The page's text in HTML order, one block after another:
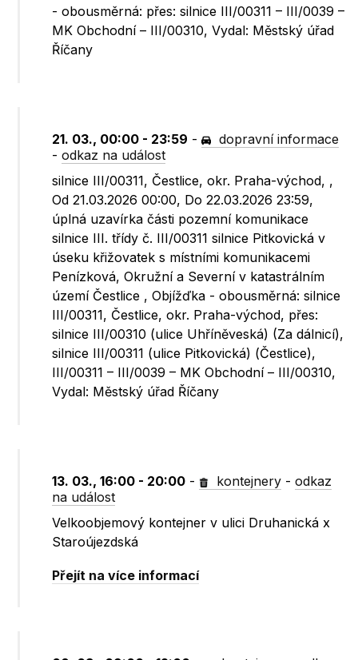
- obousměrná: přes: silnice III/00311 – III/0039 –
MK Obchodní – III/00310, Vydal: Městský úřad
Říčany
21. 03., 00:00 - 23:59 -
dopravní informace
-odkaz na událost
silnice III/00311, Čestlice, okr. Praha-východ, ,
Od 21.03.2026 00:00, Do 22.03.2026 23:59,
úplná uzavírka části pozemní komunikace
silnice III. třídy č. III/00311 silnice Pitkovická v
úseku křižovatek s místními komunikacemi
Penízková, Okružní a Severní v katastrálním
území Čestlice , Objížďka - obousměrná: silnice
III/00311, Čestlice, okr. Praha-východ, přes:
silnice III/00310 (ulice Uhříněveská) (Za dálnicí),
silnice III/00311 (ulice Pitkovická) (Čestlice),
III/00311 – III/0039 – MK Obchodní – III/00310,
Vydal: Městský úřad Říčany
13. 03., 16:00 - 20:00 - kontejnery -odkaz
na událost
Velkoobjemový kontejner v ulici Druhanická x
Staroújezdská
Přejít na více informací